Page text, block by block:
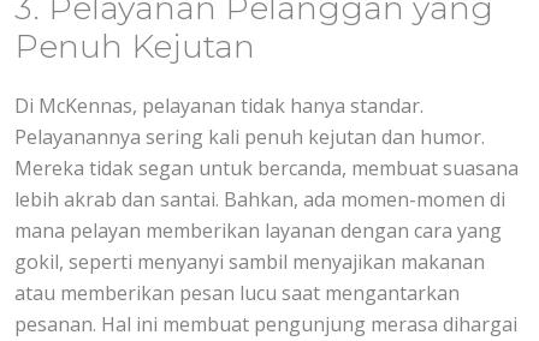
Penuh Kejutan
Di McKennas, pelayanan tidak hanya standar.
Pelayanannya sering kali penuh kejutan dan humor.
Mereka tidak segan untuk bercanda, membuat suasana
lebih akrab dan santai. Bahkan, ada momen-momen di
mana pelayan memberikan layanan dengan cara yang
gokil, seperti menyanyi sambil menyajikan makanan
atau memberikan pesan lucu saat mengantarkan
pesanan. Hal ini membuat pengunjung merasa dihargai